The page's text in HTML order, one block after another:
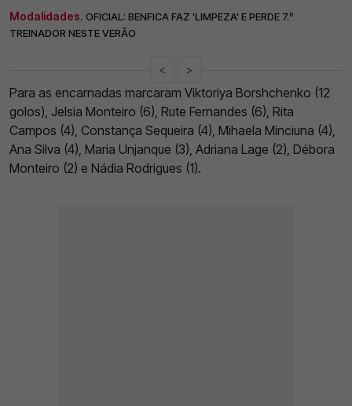
Modalidades. OFICIAL: BENFICA FAZ 'LIMPEZA' E PERDE 7.º
TREINADOR NESTE VERÃO
< >
Para as encarnadas marcaram Viktoriya Borshchenko (12
golos), Jelsia Monteiro (6), Rute Fernandes (6), Rita
Campos (4), Constança Sequeira (4), Mihaela Minciuna (4),
Ana Silva (4), Maria Unjanque (3), Adriana Lage (2), Débora
Monteiro (2) e Nádia Rodrigues (1).